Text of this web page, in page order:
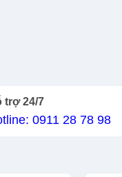
trợ 24/7
0911 28 78 98